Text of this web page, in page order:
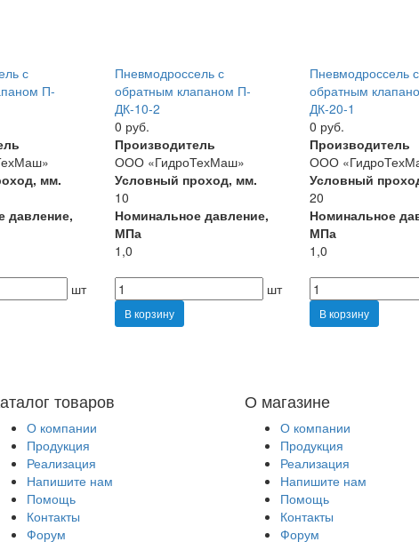
с
П-
мм.
давление,
шт
Пневмодроссель с
обратным клапаном П-
ДК-10-2
0 руб.
Производитель
ООО «ГидроТехМаш»
Условный проход, мм.
10
Номинальное давление,
МПа
1,0
шт
В корзину
Пневмодроссель с
обратным
ДК-20-1
0 руб.
Производитель
ООО
Условный
20
Номинальное
МПа
1,0
В корзину
О магазине
О компании
Продукция
Реализация
Напишите нам
Помощь
Контакты
Форум
товаров
О компании
Продукция
Реализация
Напишите нам
Помощь
Контакты
Форум